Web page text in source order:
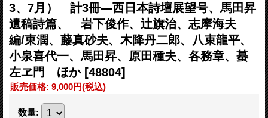
3、7月） 計3冊―西日本詩壇展望号、馬田昇
遺稿詩篇、 岩下俊作、辻旗治、志摩海夫
編/東潤、藤真砂夫、木降丹二郎、八束龍平、
小泉喜代一、馬田昇、原田種夫、各務章、蟇
左ヱ門 ほか [48804]
販売価格: 9,000円(税込)
数量: